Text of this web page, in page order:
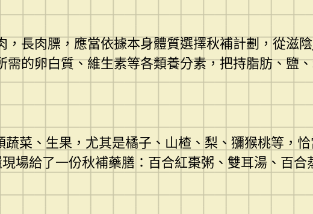
肉膘，應當依據本身體質選擇秋補計劃，從滋陰
的卵白質、維生素等各類養分素，把持脂肪、鹽
菜、生果，尤其是橘子、山楂、梨、獼猴桃等，
場給了一份秋補藥膳：百合紅棗粥、雙耳湯、百